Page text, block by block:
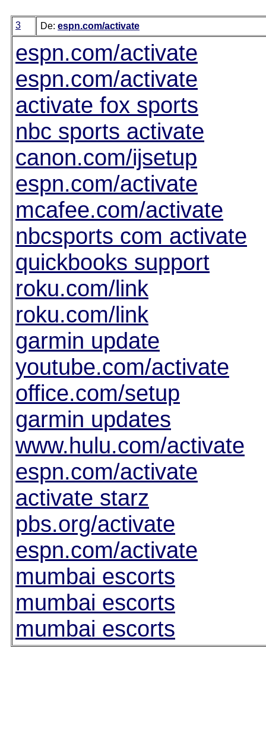
3 De: espn.com/activate
espn.com/activate
espn.com/activate
activate fox sports
nbc sports activate
canon.com/ijsetup
espn.com/activate
mcafee.com/activate
nbcsports com activate
quickbooks support
roku.com/link
roku.com/link
garmin update
youtube.com/activate
office.com/setup
garmin updates
www.hulu.com/activate
espn.com/activate
activate starz
pbs.org/activate
espn.com/activate
mumbai escorts
mumbai escorts
mumbai escorts